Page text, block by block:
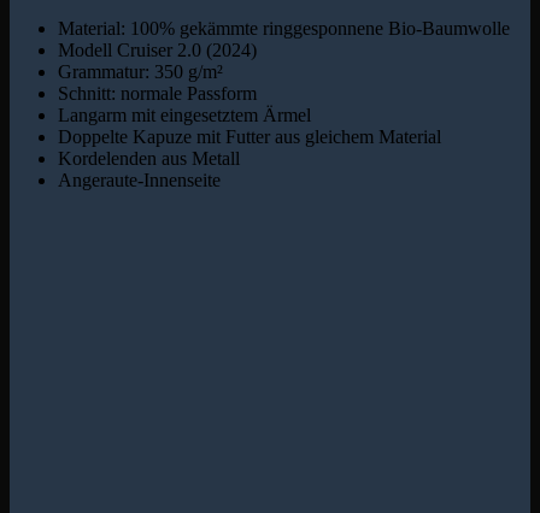
Material: 100% gekämmte ringgesponnene Bio-Baumwolle
Modell Cruiser 2.0 (2024)
Grammatur: 350 g/m²
Schnitt: normale Passform
Langarm mit eingesetztem Ärmel
Doppelte Kapuze mit Futter aus gleichem Material
Kordelenden aus Metall
Angeraute-Innenseite